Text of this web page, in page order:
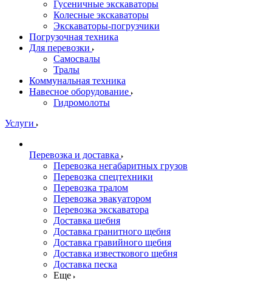
Гусеничные экскаваторы
Колесные экскаваторы
Экскаваторы-погрузчики
Погрузочная техника
Для перевозки
Самосвалы
Тралы
Коммунальная техника
Навесное оборудование
Гидромолоты
Услуги
Перевозка и доставка
Перевозка негабаритных грузов
Перевозка спецтехники
Перевозка тралом
Перевозка эвакуатором
Перевозка экскаватора
Доставка щебня
Доставка гранитного щебня
Доставка гравийного щебня
Доставка известкового щебня
Доставка песка
Еще